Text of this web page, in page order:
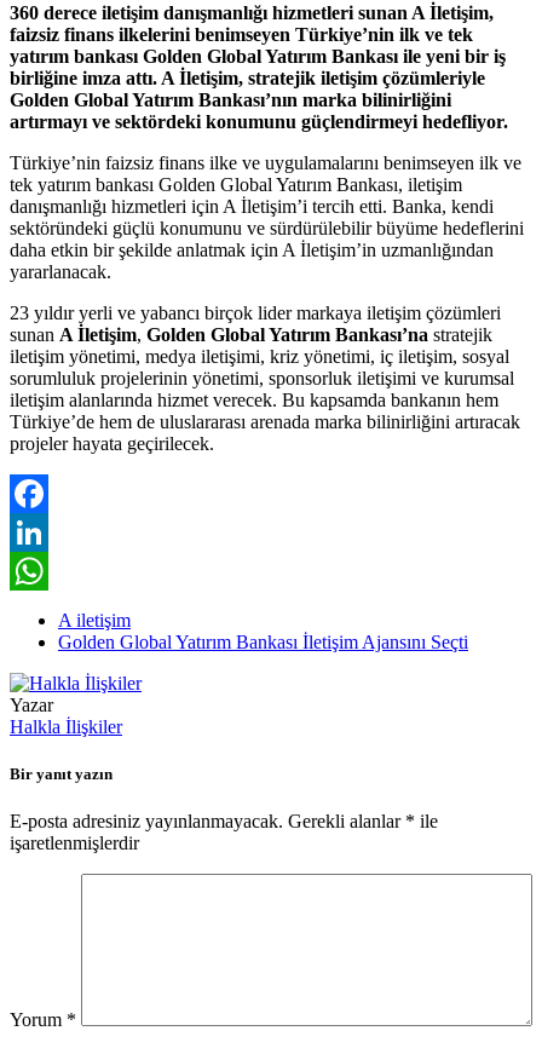
360 derece iletişim danışmanlığı hizmetleri sunan A İletişim,
faizsiz finans ilkelerini benimseyen Türkiye’nin ilk ve tek
yatırım bankası Golden Global Yatırım Bankası ile yeni bir iş
birliğine imza attı. A İletişim, stratejik iletişim çözümleriyle
Golden Global Yatırım Bankası’nın marka bilinirliğini
artırmayı ve sektördeki konumunu güçlendirmeyi hedefliyor.
Türkiye’nin faizsiz finans ilke ve uygulamalarını benimseyen ilk ve
tek yatırım bankası Golden Global Yatırım Bankası, iletişim
danışmanlığı hizmetleri için A İletişim’i tercih etti. Banka, kendi
sektöründeki güçlü konumunu ve sürdürülebilir büyüme hedeflerini
daha etkin bir şekilde anlatmak için A İletişim’in uzmanlığından
yararlanacak.
23 yıldır yerli ve yabancı birçok lider markaya iletişim çözümleri
sunan A İletişim, Golden Global Yatırım Bankası’na stratejik
iletişim yönetimi, medya iletişimi, kriz yönetimi, iç iletişim, sosyal
sorumluluk projelerinin yönetimi, sponsorluk iletişimi ve kurumsal
iletişim alanlarında hizmet verecek. Bu kapsamda bankanın hem
Türkiye’de hem de uluslararası arenada marka bilinirliğini artıracak
projeler hayata geçirilecek.
Facebook
LinkedIn
WhatsApp
A iletişim
Golden Global Yatırım Bankası İletişim Ajansını Seçti
Yazar
Halkla İlişkiler
Bir yanıt yazın
E-posta adresiniz yayınlanmayacak. Gerekli alanlar * ile
işaretlenmişlerdir
Yorum *